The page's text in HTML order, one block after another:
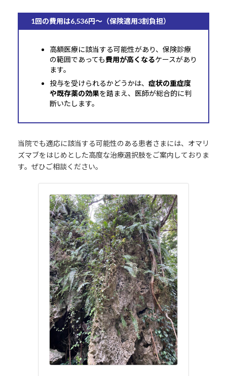
1回の費用は6,536円～（保険適用3割負担）
高額医療に該当する可能性があり、保険診療
の範囲であっても費用が高くなるケースがあり
ます。
投与を受けられるかどうかは、 症状の重症度
や既存薬の効果を踏まえ、医師が総合的に判
断いたします。
当院でも適応に該当する可能性のある患者さまには、オマリ
ズマブをはじめとした高度な治療選択肢をご案内しておりま
す。ぜひご相談ください。